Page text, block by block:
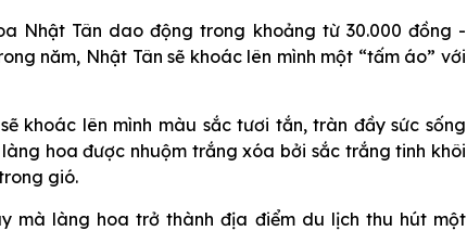
Nhật Tân dao động trong khoảng từ 30.000 đồng -
năm, Nhật Tân sẽ khoác lên mình một “tấm áo” với
khoác lên mình màu sắc tươi tắn, tràn đầy sức sống
hoa được nhuộm trắng xóa bởi sắc trắng tinh khôi
gió.
mà làng hoa trở thành địa điểm du lịch thu hút một